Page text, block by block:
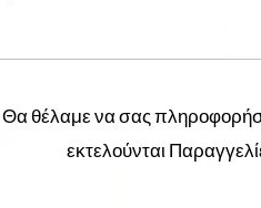
Θα θέλαμε να σας
εκτελούνται